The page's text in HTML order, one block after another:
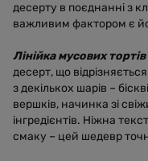
десерту в поєднанні з
важливим фактором є
Лінійка мусових тортів
десерт, що
з декількох шарів –
вершків, начинка зі
інгредієнтів. Ніжна
смаку – цей шедевр